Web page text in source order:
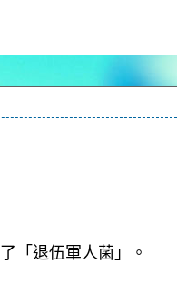
「退伍軍人菌」。